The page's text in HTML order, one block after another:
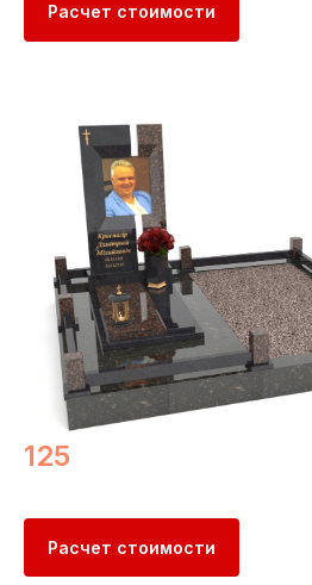
Расчет стоимости
125
Расчет стоимости